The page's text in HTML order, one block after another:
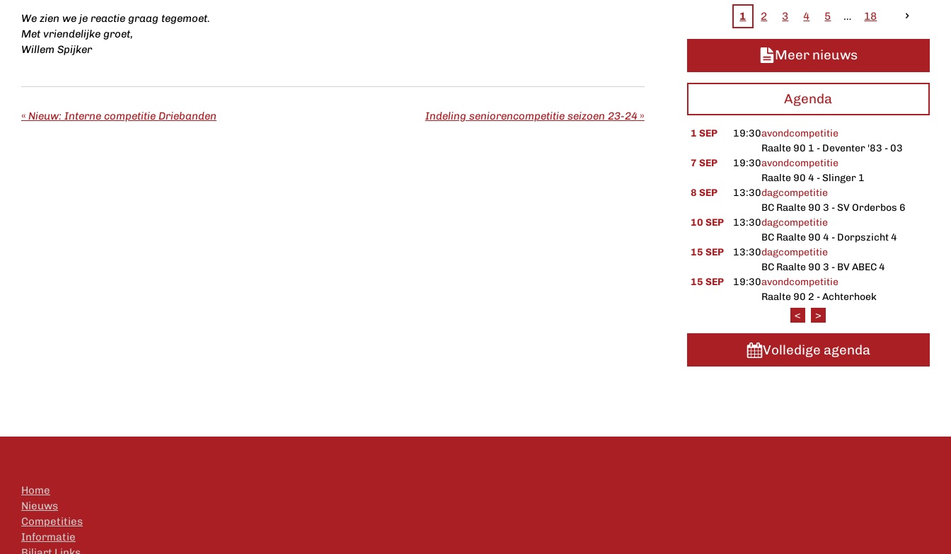
We zien we je reactie graag tegemoet.
Met vriendelijke groet,
Willem Spijker
« Nieuw: Interne competitie Driebanden Indeling seniorencompetitie seizoen 23-24»
1 2 3 4 5 18
Meer nieuws
Agenda
1 SEP 19:30avondcompetitie
Raalte 90 1 - Deventer '83 - 03
7 SEP
19:30avondcompetitie
Raalte 90 4 - Slinger 1
8 SEP
13:30dagcompetitie
BC Raalte 90 3 - SV Orderbos 6
10 SEP
13:30dagcompetitie
BC Raalte 90 4 - Dorpszicht 4
15 SEP
13:30dagcompetitie
BC Raalte 90 3 - BV ABEC 4
15 SEP
19:30avondcompetitie
Raalte 90 2 - Achterhoek
<
>
Volledige agenda
Home
Nieuws
Competities
Informatie